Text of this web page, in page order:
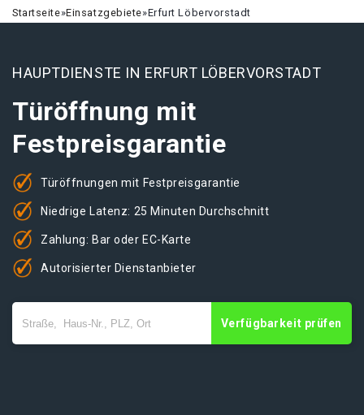
Startseite»Einsatzgebiete»Erfurt Löbervorstadt
HAUPTDIENSTE IN ERFURT LÖBERVORSTADT
Türöffnung mit
Festpreisgarantie
Türöffnungen mit Festpreisgarantie
Niedrige Latenz: 25 Minuten Durchschnitt
Zahlung: Bar oder EC-Karte
Autorisierter Dienstanbieter
Verfügbarkeit prüfen